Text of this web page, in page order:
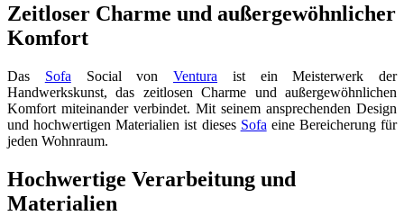
Zeitloser Charme und außergewöhnlicher
Komfort
Das Sofa Social von Ventura ist ein Meisterwerk der
Handwerkskunst, das zeitlosen Charme und außergewöhnlichen
Komfort miteinander verbindet. Mit seinem ansprechenden Design
und hochwertigen Materialien ist dieses Sofa eine Bereicherung für
jeden Wohnraum.
Hochwertige Verarbeitung und
Materialien